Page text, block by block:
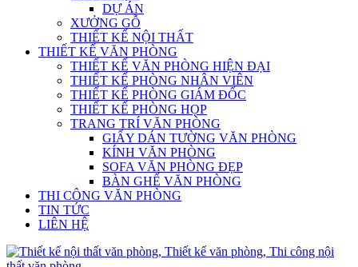
DỰ ÁN
XƯỞNG GỖ
THIẾT KẾ NỘI THẤT
THIẾT KẾ VĂN PHÒNG
THIẾT KẾ VĂN PHÒNG HIỆN ĐẠI
THIẾT KẾ PHÒNG NHÂN VIÊN
THIẾT KẾ PHÒNG GIÁM ĐỐC
THIẾT KẾ PHÒNG HỌP
TRANG TRÍ VĂN PHÒNG
GIẤY DÁN TƯỜNG VĂN PHÒNG
KÍNH VĂN PHÒNG
SOFA VĂN PHÒNG ĐẸP
BÀN GHẾ VĂN PHÒNG
THI CÔNG VĂN PHÒNG
TIN TỨC
LIÊN HỆ